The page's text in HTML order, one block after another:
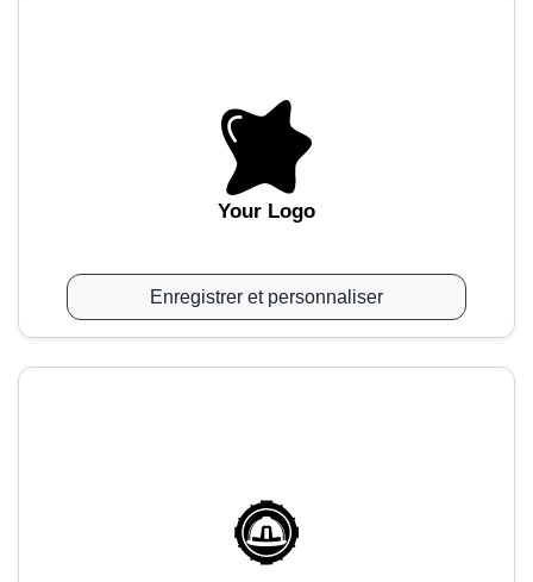
Your Logo
Enregistrer et personnaliser